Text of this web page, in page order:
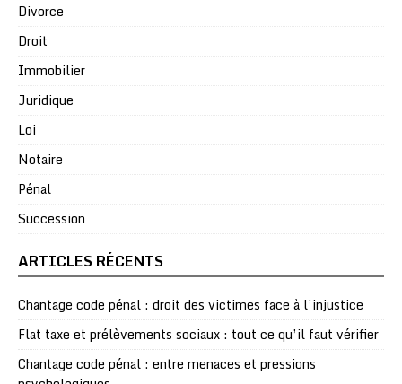
Divorce
Droit
Immobilier
Juridique
Loi
Notaire
Pénal
Succession
ARTICLES RÉCENTS
Chantage code pénal : droit des victimes face à l’injustice
Flat taxe et prélèvements sociaux : tout ce qu’il faut vérifier
Chantage code pénal : entre menaces et pressions